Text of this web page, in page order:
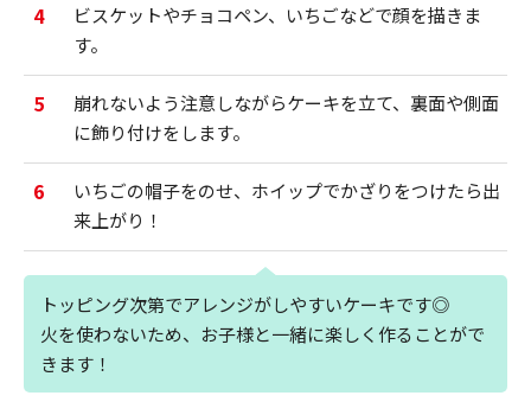
4
ビスケットやチョコペン、いちごなどで顔を描きま
す。
5
崩れないよう注意しながらケーキを立て、裏面や側面
に飾り付けをします。
6
いちごの帽子をのせ、ホイップでかざりをつけたら出
来上がり！
トッピング次第でアレンジがしやすいケーキです◎
火を使わないため、お子様と一緒に楽しく作ることがで
きます！